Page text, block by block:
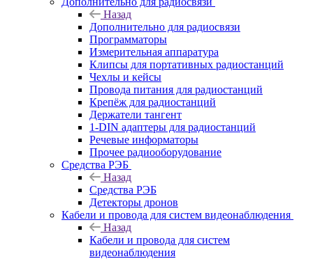
Назад
Дополнительно для радиосвязи
Программаторы
Измерительная аппаратура
Клипсы для портативных радиостанций
Чехлы и кейсы
Провода питания для радиостанций
Крепёж для радиостанций
Держатели тангент
1-DIN адаптеры для радиостанций
Речевые информаторы
Прочее радиооборудование
Средства РЭБ
Назад
Средства РЭБ
Детекторы дронов
Кабели и провода для систем видеонаблюдения
Назад
Кабели и провода для систем
видеонаблюдения